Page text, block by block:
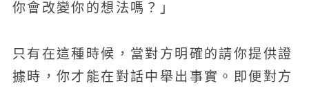
你會改變你的想法嗎？」
只有在這種時候，當對方明確的請你提供證
據時，你才能在對話中舉出事實。即便對方